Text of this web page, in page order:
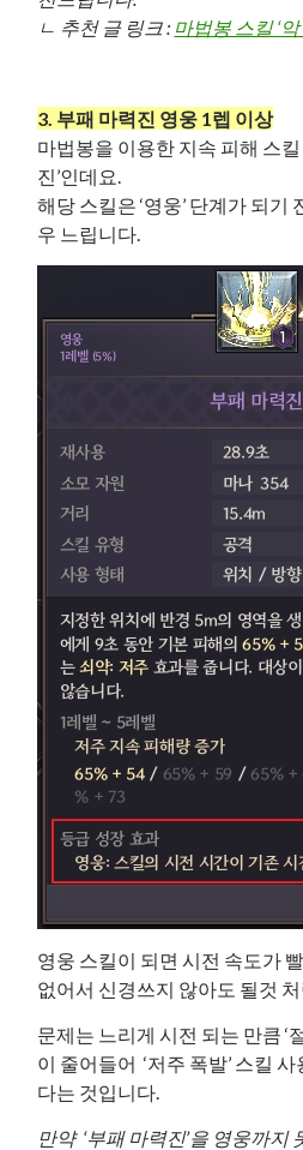
ㄴ 추천 글 링크 : 마법봉 스킬 ‘
3. 부패 마력진 영웅 1렙 이상
마법봉을 이용한 지속 피해 스킬
진’인데요.
해당 스킬은 ‘영웅’ 단계가 되기
우 느립니다.
영웅 스킬이 되면 시전 속도가
없어서 신경쓰지 않아도 될것
문제는 느리게 시전 되는 만큼 ‘
이 줄어들어 ‘저주 폭발’ 스킬
다는 것입니다.
만약 ‘부패 마력진’을 영웅까지